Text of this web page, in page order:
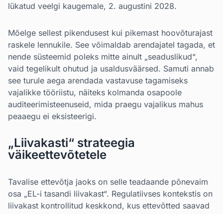
lükatud veelgi kaugemale, 2. augustini 2028.
Mõelge sellest pikendusest kui pikemast hoovõturajast
raskele lennukile. See võimaldab arendajatel tagada, et
nende süsteemid poleks mitte ainult „seaduslikud“,
vaid tegelikult ohutud ja usaldusväärsed. Samuti annab
see turule aega arendada vastavuse tagamiseks
vajalikke tööriistu, näiteks kolmanda osapoole
auditeerimisteenuseid, mida praegu vajalikus mahus
peaaegu ei eksisteerigi.
„Liivakasti“ strateegia
väikeettevõtetele
Tavalise ettevõtja jaoks on selle teadaande põnevaim
osa „EL-i tasandi liivakast“. Regulatiivses kontekstis on
liivakast kontrollitud keskkond, kus ettevõtted saavad